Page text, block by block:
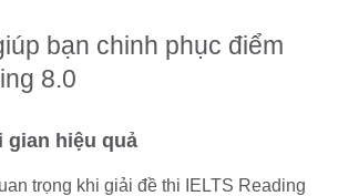
bạn chinh phục điểm
8.0
gian hiệu quả
trọng khi giải đề thi IELTS Reading